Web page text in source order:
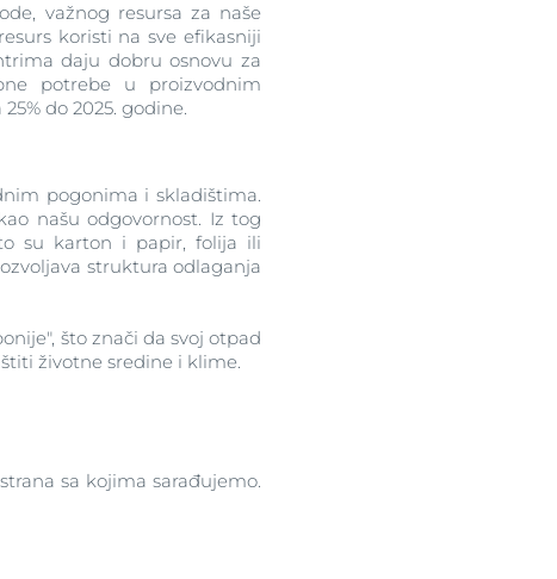
važnog resursa za naše
koristi na sve efikasniji
daju dobru osnovu za
potrebe u proizvodnim
do 2025. godine.
pogonima i skladištima.
našu odgovornost. Iz tog
su karton i papir, folija ili
struktura odlaganja
što znači da svoj otpad
životne sredine i klime.
sa kojima sarađujemo.